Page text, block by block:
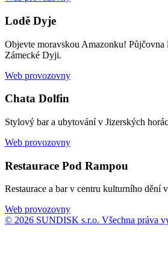
Lodě Dyje
Objevte moravskou Amazonku! Půjčovna
Zámecké Dyji.
Web provozovny
Chata Dolfin
Stylový bar a ubytování v Jizerských
Web provozovny
Restaurace Pod Rampou
Restaurace a bar v centru kulturního dění
Web provozovny
© 2026 SUNDISK s.r.o. Všechna práva